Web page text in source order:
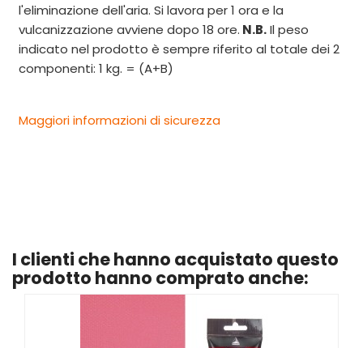
l'eliminazione dell'aria. Si lavora per 1 ora e la
vulcanizzazione avviene dopo 18 ore. N.B.Il peso
indicato nel prodotto è sempre riferito al totale dei 2
componenti: 1 kg. = (A+B)
Maggiori informazioni di sicurezza
I clienti che hanno acquistato questo
prodotto hanno comprato anche: